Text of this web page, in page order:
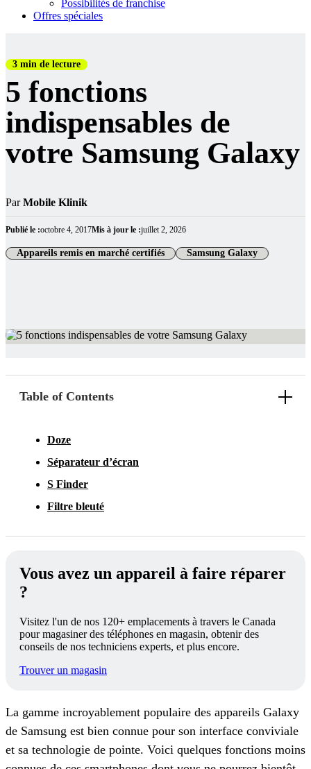
Possibilités de franchise
Offres spéciales
3 min de lecture
5 fonctions
indispensables de
votre Samsung Galaxy
ParMobile Klinik
Publié le :octobre 4, 2017Mis à jour le :juillet 2, 2026
Appareils remis en marché certifiés Samsung Galaxy
Table of Contents
Doze
Séparateur d’écran
S Finder
Filtre bleuté
Vous avez un appareil à faire réparer
?
Visitez l'un de nos 120+ emplacements à travers le Canada
pour magasiner des téléphones en magasin, obtenir des
conseils de nos techniciens experts, et plus encore.
Trouver un magasin
La gamme incroyablement populaire des appareils Galaxy
de Samsung est bien connue pour son interface conviviale
et sa technologie de pointe. Voici quelques fonctions moins